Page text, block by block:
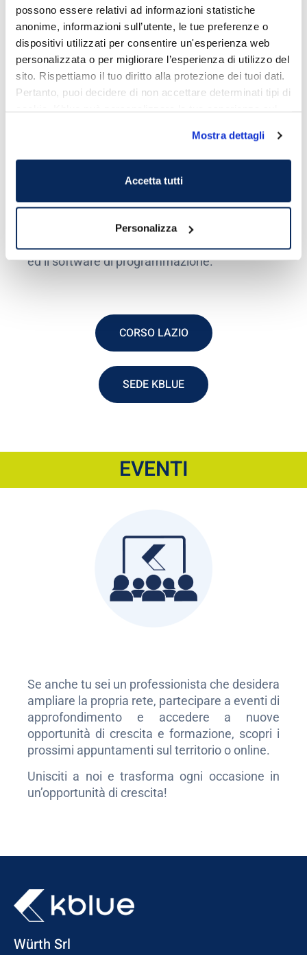
possono essere relativi ad informazioni statistiche
anonime, informazioni sull’utente, le tue preferenze o
dispositivi utilizzati per consentire un'esperienza web
personalizzata o per migliorare l’esperienza di utilizzo del
sito. Rispettiamo il tuo diritto alla protezione dei tuoi dati.
Pertanto, puoi decidere di non accettare determinati tipi di
Mostra dettagli
Accetta tutti
Personalizza
Essere installatori certificati Kblue –
–
completo ed efficiente garantendo le soluzioni
trasferire le conoscenze e le competenze
aggiornate, ma anche per permettere
all’installatore di toccare con mano i prodotti
ed il software di programmazione.
CORSO LAZIO
SEDE KBLUE
EVENTI
Se anche tu sei un professionista che desidera
ampliare la propria rete, partecipare a eventi di
approfondimento e accedere a nuove
opportunità di crescita e formazione, scopri i
prossimi appuntamenti sul territorio o online.
Unisciti a noi e trasforma ogni occasione in
un’opportunità di crescita!
Würth Srl